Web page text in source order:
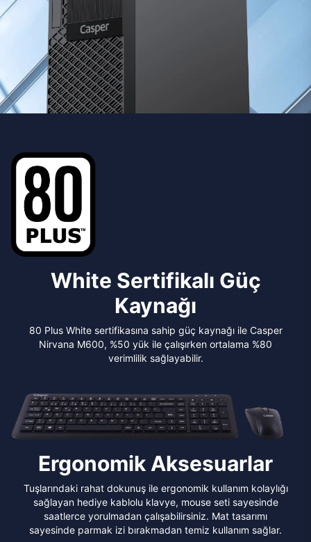
White Sertifikalı Güç
Kaynağı
80 Plus White sertifikasına sahip güç kaynağı ile Casper
Nirvana M600, %50 yük ile çalışırken ortalama %80
verimlilik sağlayabilir.
Ergonomik Aksesuarlar
Tuşlarındaki rahat dokunuş ile ergonomik kullanım kolaylığı
sağlayan hediye kablolu klavye, mouse seti sayesinde
saatlerce yorulmadan çalışabilirsiniz. Mat tasarımı
sayesinde parmak izi bırakmadan temiz kullanım sağlar.